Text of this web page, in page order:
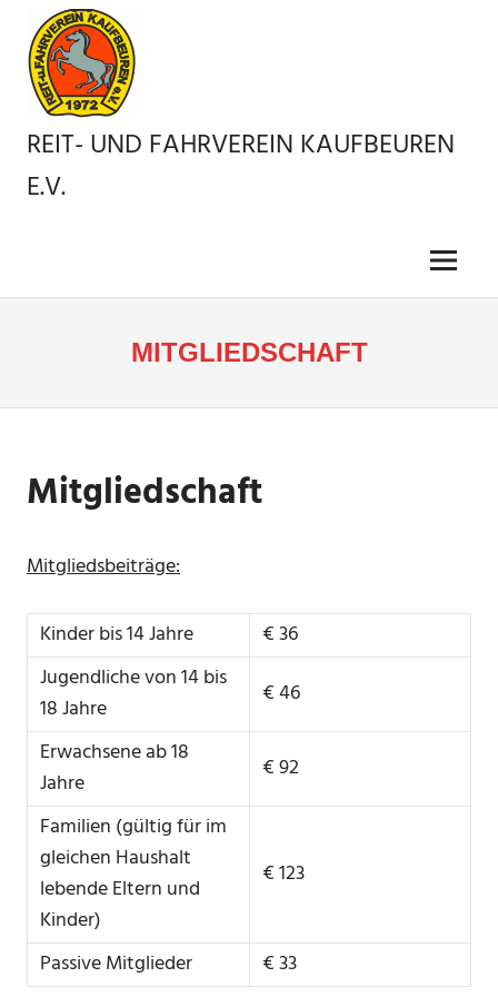
Inhalt
springen
REIT- UND FAHRVEREIN KAUFBEUREN
E.V.
Menü
MITGLIEDSCHAFT
Mitgliedschaft
Mitgliedsbeiträge:
Kinder bis 14 Jahre
€ 36
Jugendliche von 14 bis
18 Jahre
€ 46
Erwachsene ab 18
Jahre
€ 92
Familien (gültig für im
gleichen Haushalt
lebende Eltern und
Kinder)
€ 123
Passive Mitglieder € 33